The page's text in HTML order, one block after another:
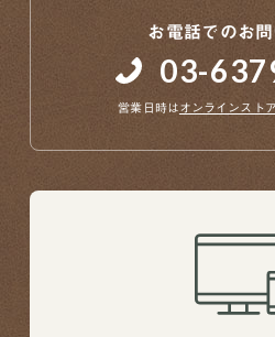
お電話でのお
03-
営業日時はオンラインストア